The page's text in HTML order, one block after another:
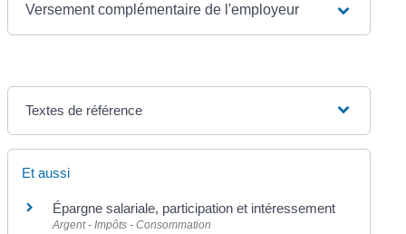
Versement complémentaire de l'employeur
Textes de référence
Et aussi
Épargne salariale, participation et intéressement
Argent - Impôts - Consommation